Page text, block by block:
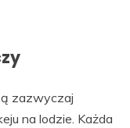
zazwyczaj
na lodzie. Każda